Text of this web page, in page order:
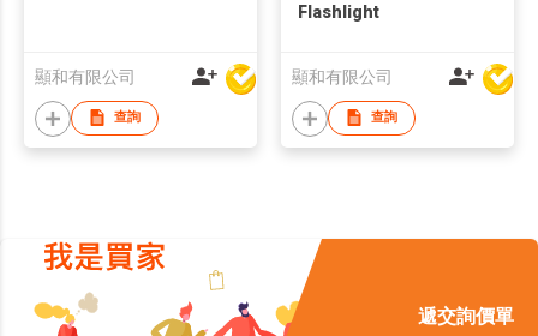
顯和有限公司
查詢
Flashlight
顯和有限公司
查詢
遞交詢價單